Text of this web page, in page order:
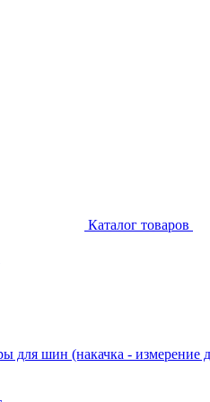
Каталог товаров
для шин (накачка - измерение